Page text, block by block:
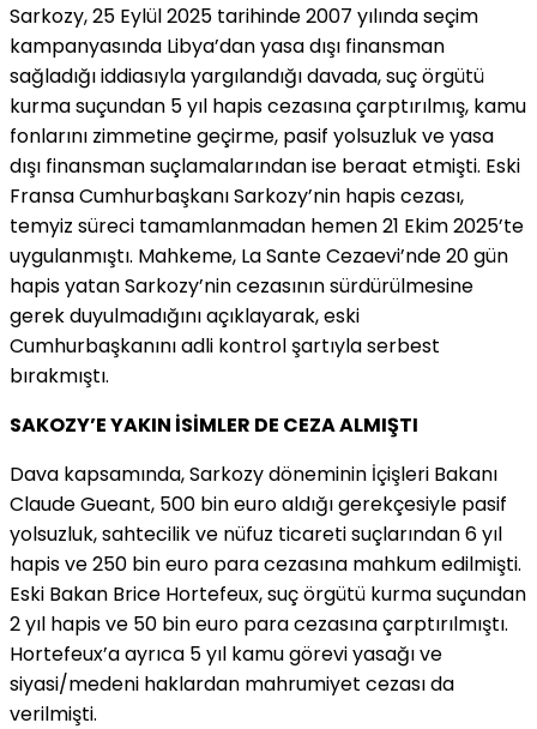
Sarkozy, 25 Eylül 2025 tarihinde 2007 yılında seçim
kampanyasında Libya’dan yasa dışı finansman
sağladığı iddiasıyla yargılandığı davada, suç örgütü
kurma suçundan 5 yıl hapis cezasına çarptırılmış, kamu
fonlarını zimmetine geçirme, pasif yolsuzluk ve yasa
dışı finansman suçlamalarından ise beraat etmişti. Eski
Fransa Cumhurbaşkanı Sarkozy’nin hapis cezası,
temyiz süreci tamamlanmadan hemen 21 Ekim 2025’te
uygulanmıştı. Mahkeme, La Sante Cezaevi’nde 20 gün
hapis yatan Sarkozy’nin cezasının sürdürülmesine
gerek duyulmadığını açıklayarak, eski
Cumhurbaşkanını adli kontrol şartıyla serbest
bırakmıştı.
SAKOZY’E YAKIN İSİMLER DE CEZA ALMIŞTI
Dava kapsamında, Sarkozy döneminin İçişleri Bakanı
Claude Gueant, 500 bin euro aldığı gerekçesiyle pasif
yolsuzluk, sahtecilik ve nüfuz ticareti suçlarından 6 yıl
hapis ve 250 bin euro para cezasına mahkum edilmişti.
Eski Bakan Brice Hortefeux, suç örgütü kurma suçundan
2 yıl hapis ve 50 bin euro para cezasına çarptırılmıştı.
Hortefeux’a ayrıca 5 yıl kamu görevi yasağı ve
siyasi/medeni haklardan mahrumiyet cezası da
verilmişti.